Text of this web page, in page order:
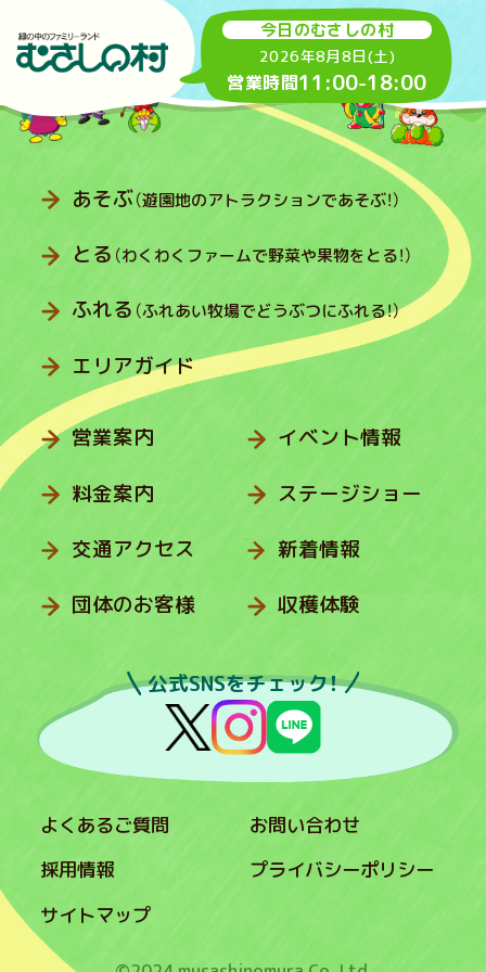
今日のむさしの村
2026年8月8日(土)
営業時間11:00-18:00
あそぶ（遊園地のアトラクションであそぶ！）
とる （わくわくファームで野菜や果物をとる！）
ふれる （ふれあい牧場でどうぶつにふれる！）
エリアガイド
営業案内
料金案内
交通アクセス
団体のお客様
イベント情報
ステージショー
新着情報
収穫体験
公式SNSをチェック！
よくあるご質問
お問い合わせ
採用情報
プライバシーポリシー
サイトマップ